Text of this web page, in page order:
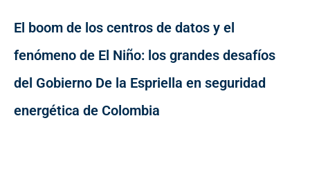
El boom de los centros de datos y el
fenómeno de El Niño: los grandes desafíos
del Gobierno De la Espriella en seguridad
energética de Colombia